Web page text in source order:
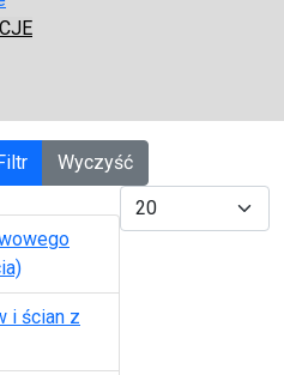
Wyczyść
Pokaż #
i ścian z